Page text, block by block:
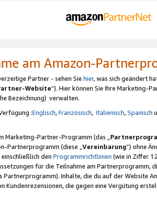
am Amazon-
Partner - sehen Sie hier, was sich geändert
Website“). Hier können Sie Ihre Marketing-
Bezeichnung) verwalten.
:Englisch,Französisch, Italienisch,Spanisch
Marketing-Partner-Programm (das „
Partnerprogramm (diese „Vereinbarung“) ohne
den Programmrichtlinien (wie in Ziffer
für die Teilnahme am
Inhalte, die du auf der Website
Kundenrezensionen, die gegen eine Vergütung